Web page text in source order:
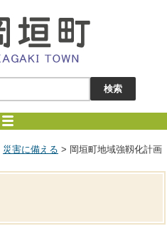
災害に備える > 岡垣町地域強靱化計画